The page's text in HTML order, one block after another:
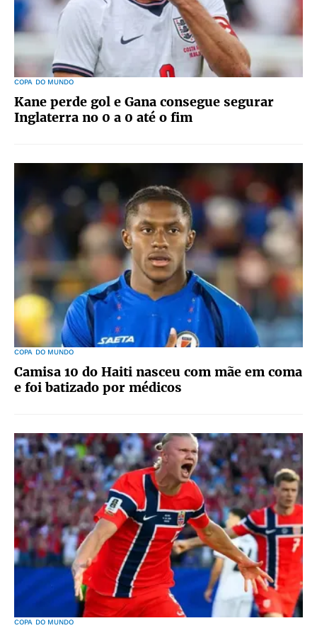
COPA DO MUNDO
Kane perde gol e Gana consegue segurar
Inglaterra no 0 a 0 até o fim
COPA DO MUNDO
Camisa 10 do Haiti nasceu com mãe em coma
e foi batizado por médicos
COPA DO MUNDO